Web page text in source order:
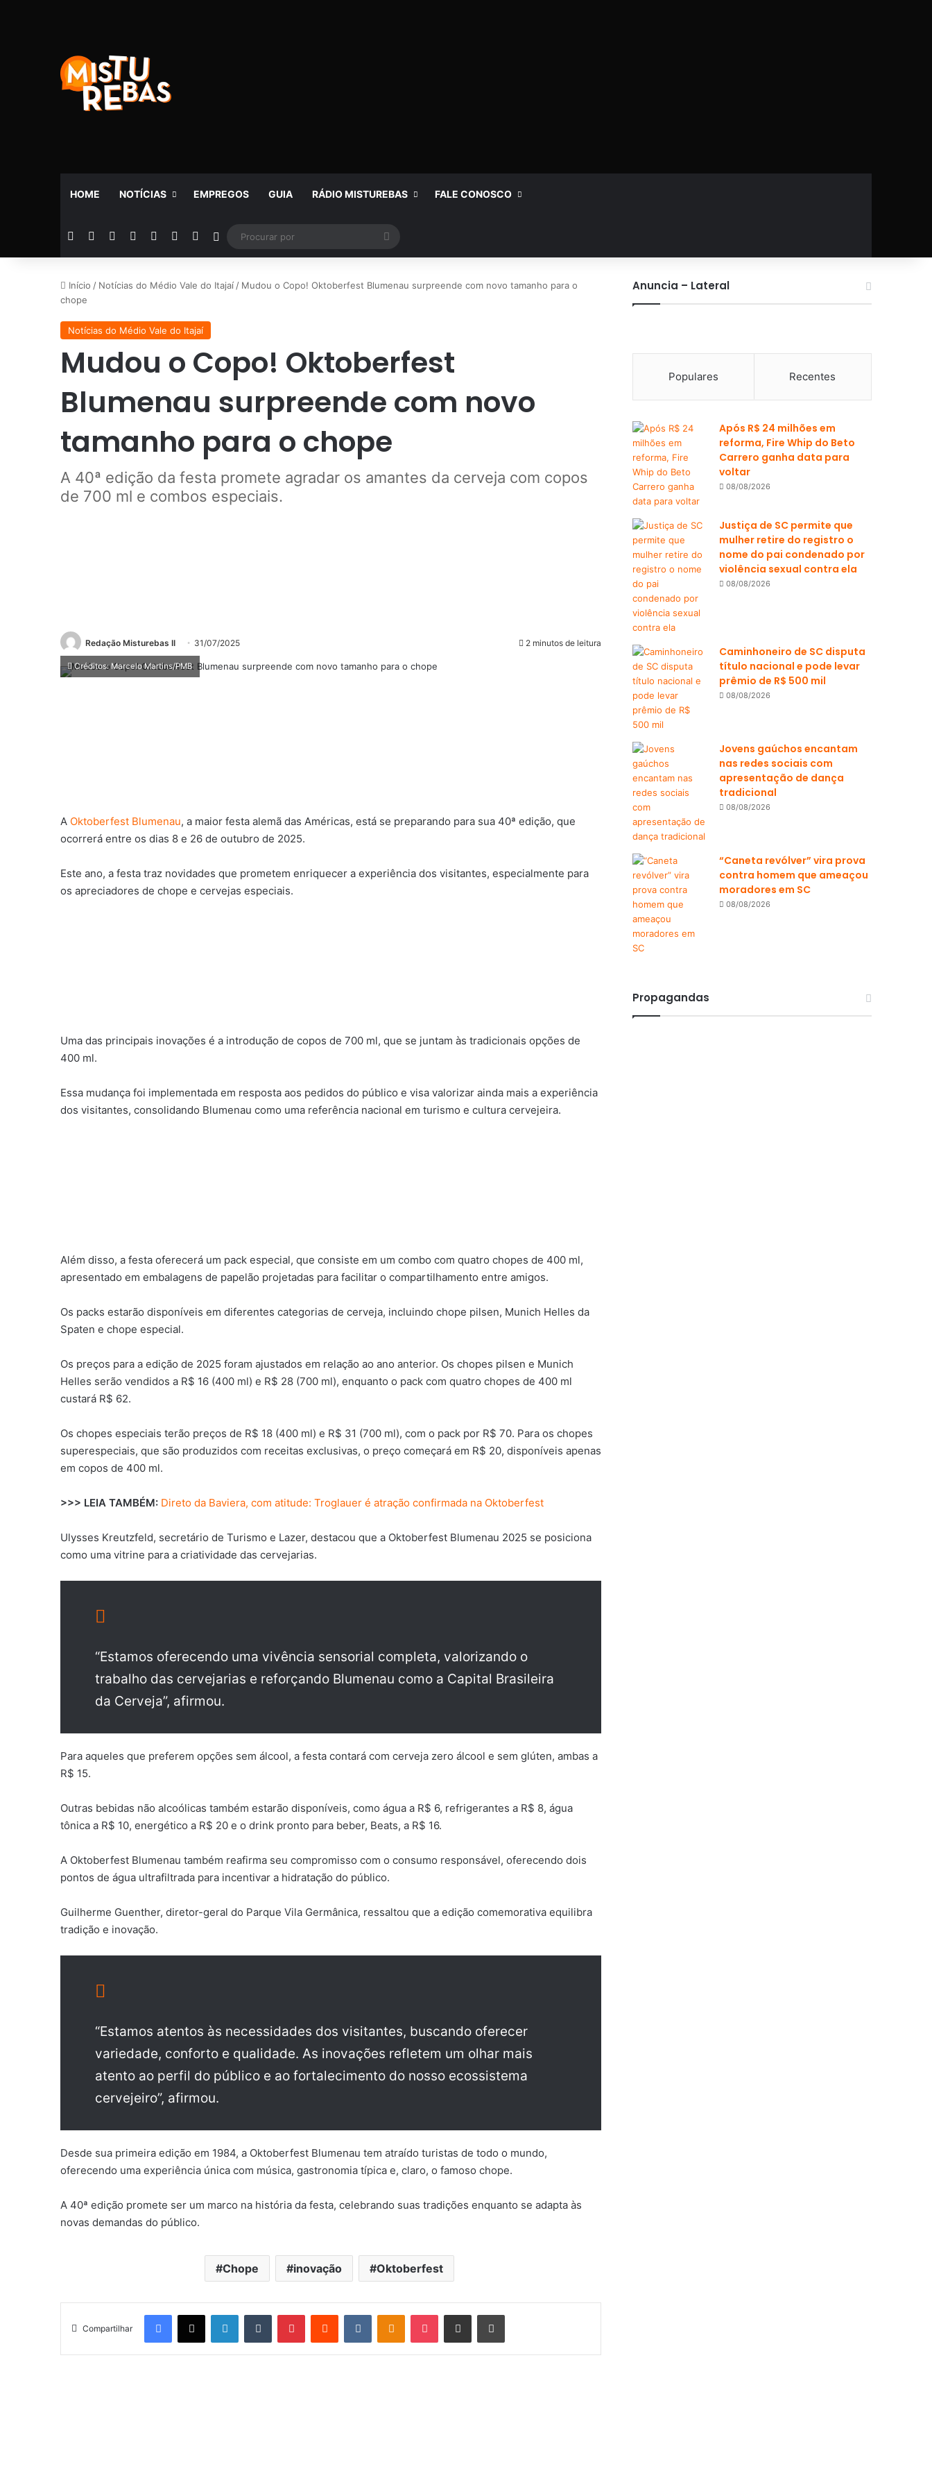
HOME NOTÍCIAS EMPREGOS GUIA RÁDIO MISTUREBAS FALE CONOSCO
Facebook YouTubeInstagramTelegramWhatsApp
Rádio Switch skin
por
Início / Notícias do Médio Vale do Itajaí / Mudou o Copo! Oktoberfest Blumenau surpreende com novo tamanho para o
chope
Notícias do Médio Vale do Itajaí
Mudou o Copo! Oktoberfest
Blumenau surpreende com novo
tamanho para o chope
A 40ª edição da festa promete agradar os amantes da cerveja com copos
de 700 ml e combos especiais.
Redação Misturebas II 31/07/2025 2 minutos de leitura
Créditos: Marcelo Martins/PMB
A Oktoberfest Blumenau, a maior festa alemã das Américas, está se preparando para sua 40ª edição, que
ocorrerá entre os dias 8 e 26 de outubro de 2025.
Este ano, a festa traz novidades que prometem enriquecer a experiência dos visitantes, especialmente para
os apreciadores de chope e cervejas especiais.
Uma das principais inovações é a introdução de copos de 700 ml, que se juntam às tradicionais opções de
400 ml.
Essa mudança foi implementada em resposta aos pedidos do público e visa valorizar ainda mais a experiência
dos visitantes, consolidando Blumenau como uma referência nacional em turismo e cultura cervejeira.
Além disso, a festa oferecerá um pack especial, que consiste em um combo com quatro chopes de 400 ml,
apresentado em embalagens de papelão projetadas para facilitar o compartilhamento entre amigos.
Os packs estarão disponíveis em diferentes categorias de cerveja, incluindo chope pilsen, Munich Helles da
Spaten e chope especial.
Os preços para a edição de 2025 foram ajustados em relação ao ano anterior. Os chopes pilsen e Munich
Helles serão vendidos a R$ 16 (400 ml) e R$ 28 (700 ml), enquanto o pack com quatro chopes de 400 ml
custará R$ 62.
Os chopes especiais terão preços de R$ 18 (400 ml) e R$ 31 (700 ml), com o pack por R$ 70. Para os chopes
superespeciais, que são produzidos com receitas exclusivas, o preço começará em R$ 20, disponíveis apenas
em copos de 400 ml.
>>> LEIA TAMBÉM: Direto da Baviera, com atitude: Troglauer é atração confirmada na Oktoberfest
Ulysses Kreutzfeld, secretário de Turismo e Lazer, destacou que a Oktoberfest Blumenau 2025 se posiciona
como uma vitrine para a criatividade das cervejarias.
“Estamos oferecendo uma vivência sensorial completa, valorizando o
trabalho das cervejarias e reforçando Blumenau como a Capital Brasileira
da Cerveja”, afirmou.
Para aqueles que preferem opções sem álcool, a festa contará com cerveja zero álcool e sem glúten, ambas a
R$ 15.
Outras bebidas não alcoólicas também estarão disponíveis, como água a R$ 6, refrigerantes a R$ 8, água
tônica a R$ 10, energético a R$ 20 e o drink pronto para beber, Beats, a R$ 16.
A Oktoberfest Blumenau também reafirma seu compromisso com o consumo responsável, oferecendo dois
pontos de água ultrafiltrada para incentivar a hidratação do público.
Guilherme Guenther, diretor-geral do Parque Vila Germânica, ressaltou que a edição comemorativa equilibra
tradição e inovação.
“Estamos atentos às necessidades dos visitantes, buscando oferecer
variedade, conforto e qualidade. As inovações refletem um olhar mais
atento ao perfil do público e ao fortalecimento do nosso ecossistema
cervejeiro”, afirmou.
Desde sua primeira edição em 1984, a Oktoberfest Blumenau tem atraído turistas de todo o mundo,
oferecendo uma experiência única com música, gastronomia típica e, claro, o famoso chope.
A 40ª edição promete ser um marco na história da festa, celebrando suas tradições enquanto se adapta às
novas demandas do público.
Chope inovação Oktoberfest
Compartilhar
Anuncia – Lateral
Populares Recentes
Após R$ 24 milhões em
reforma, Fire Whip do Beto
Carrero ganha data para
voltar
08/08/2026
Justiça de SC permite que
mulher retire do registro o
nome do pai condenado por
violência sexual contra ela
08/08/2026
Caminhoneiro de SC disputa
título nacional e pode levar
prêmio de R$ 500 mil
08/08/2026
Jovens gaúchos encantam
nas redes sociais com
apresentação de dança
tradicional
08/08/2026
“Caneta revólver” vira prova
contra homem que ameaçou
moradores em SC
08/08/2026
Propagandas